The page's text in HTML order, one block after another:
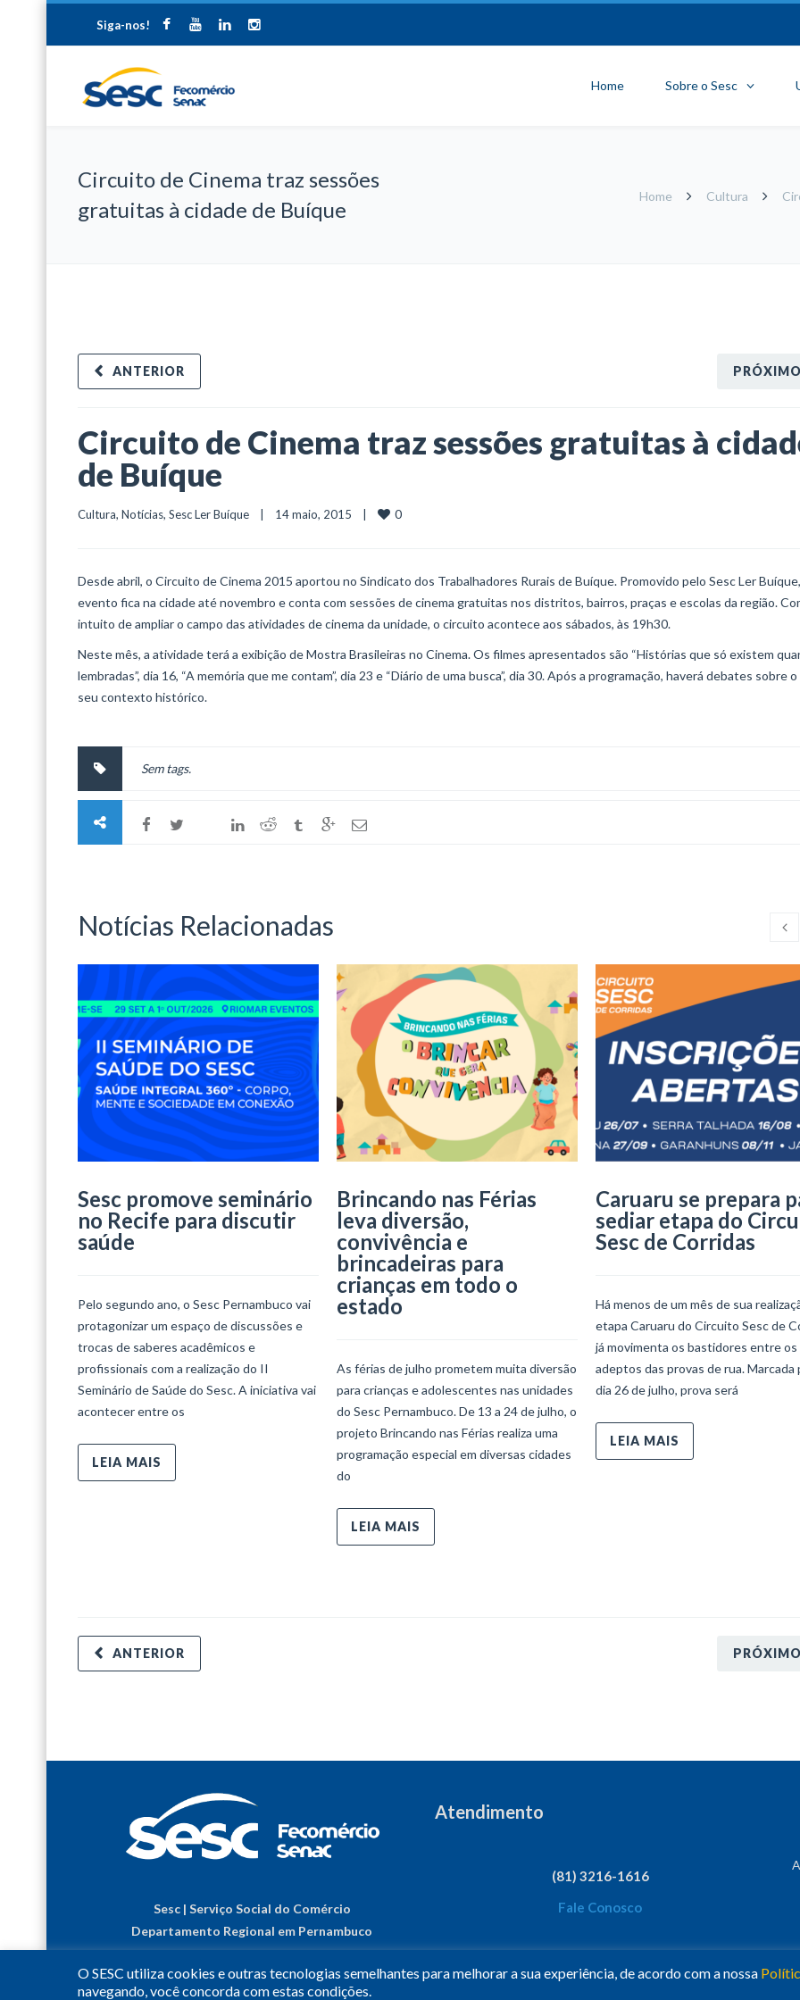
Siga-nos!
Home Sobre o Sesc
Circuito de Cinema traz sessões
gratuitas à cidade de Buíque
Home Cultura
PRÓXIMO
ANTERIOR
Circuito de Cinema traz sessões gratuitas à
de Buíque
Cultura, Notícias, Sesc Ler Buíque
    |    14 maio, 2015    |
0
Desde abril, o Circuito de Cinema 2015 aportou no Sindicato dos Trabalhadores Rurais de Buíque. Promovido pelo Sesc Ler
evento fica na cidade até novembro e conta com sessões de cinema gratuitas nos distritos, bairros, praças e escolas da região.
intuito de ampliar o campo das atividades de cinema da unidade, o circuito acontece aos sábados, às 19h30.
Neste mês, a atividade terá a exibição de Mostra Brasileiras no Cinema. Os filmes apresentados são “Histórias que só existem
lembradas”, dia 16, “A memória que me contam”, dia 23 e “Diário de uma busca”, dia 30. Após a programação, haverá debates sobre
seu contexto histórico.
Sem tags.
Notícias Relacionadas
Sesc promove seminário
no Recife para discutir
saúde
Pelo segundo ano, o Sesc Pernambuco vai
protagonizar um espaço de discussões e
trocas de saberes acadêmicos e
profissionais com a realização do II
Seminário de Saúde do Sesc. A iniciativa vai
acontecer entre os
LEIA MAIS
Brincando nas Férias
leva diversão,
convivência e
brincadeiras para
crianças em todo o
estado
As férias de julho prometem muita diversão
para crianças e adolescentes nas unidades
do Sesc Pernambuco. De 13 a 24 de julho, o
projeto Brincando nas Férias realiza uma
programação especial em diversas cidades
do
LEIA MAIS
Caruaru se prepara
sediar etapa do
Sesc de Corridas
Há menos de um mês de sua
etapa Caruaru do Circuito Sesc de
já movimenta os bastidores entre os
adeptos das provas de rua. Marcada
dia 26 de julho, prova será
LEIA MAIS
PRÓXIMO
ANTERIOR
Sesc | Serviço Social do Comércio
Departamento Regional em Pernambuco
Atendimento
(81) 3216-1616
Fale Conosco
O SESC utiliza cookies e outras tecnologias semelhantes para melhorar a sua experiência, de acordo com a nossa
navegando, você concorda com estas condições.